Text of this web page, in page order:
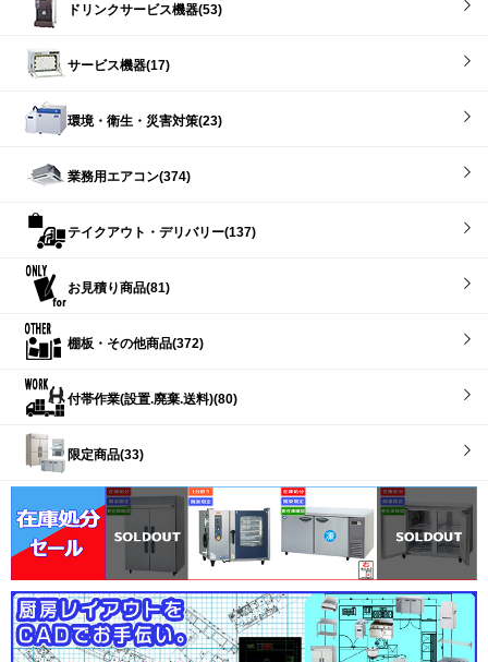
ドリンクサービス機器(53)
サービス機器(17)
環境・衛生・災害対策(23)
業務用エアコン(374)
テイクアウト・デリバリー(137)
お見積り商品(81)
棚板・その他商品(372)
付帯作業(設置.廃棄.送料)(80)
限定商品(33)